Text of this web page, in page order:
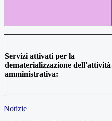
Servizi attivati per la
dematerializzazione dell'attività
amministrativa:
Notizie